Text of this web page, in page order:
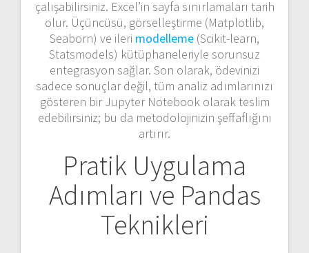
çalışabilirsiniz. Excel’in sayfa sınırlamaları tarih
olur. Üçüncüsü, görselleştirme (Matplotlib,
Seaborn) ve ileri modelleme (Scikit-learn,
Statsmodels) kütüphaneleriyle sorunsuz
entegrasyon sağlar. Son olarak, ödevinizi
sadece sonuçlar değil, tüm analiz adımlarınızı
gösteren bir Jupyter Notebook olarak teslim
edebilirsiniz; bu da metodolojinizin şeffaflığını
artırır.
Pratik Uygulama
Adımları ve Pandas
Teknikleri